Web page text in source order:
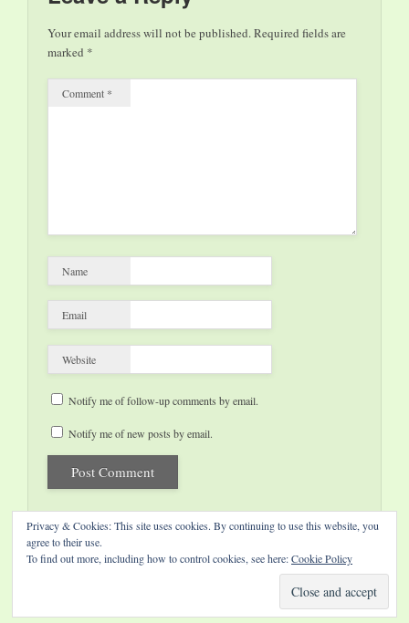
Your email address will not be published.Required fields are
marked *
Comment *
Name
Email
Website
Notify me of follow-up comments by email.
Notify me of new posts by email.
Privacy & Cookies: This site uses cookies. By continuing to use this website, you
agree to their use.
To find out more, including how to control cookies, see here:Cookie Policy